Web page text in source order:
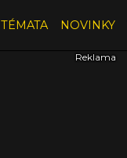
TÉMATA NOVINKY